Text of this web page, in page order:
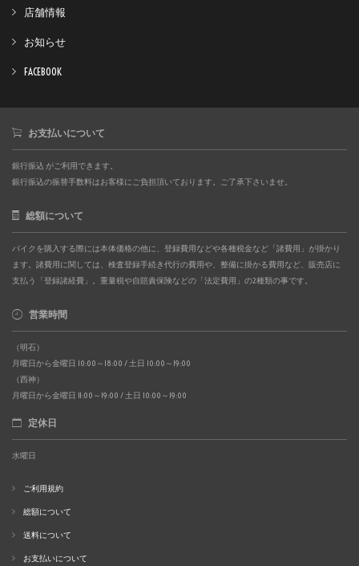
店舗情報
お知らせ
FACEBOOK
お支払いについて
銀行振込 がご利用できます。
銀行振込の振替手数料はお客様にご負担頂いております。ご了承下さいませ。
総額について
バイクを購入する際には本体価格の他に、登録費用などや各種税金など「諸費用」が掛かり
ます。諸費用に関しては、検査登録手続き代行の費用や、整備に掛かる費用など、販売店に
支払う「登録諸経費」。重量税や自賠責保険などの「法定費用」の2種類の事です。
営業時間
（明石）
月曜日から金曜日 10:00～18:00 / 土日 10:00～19:00
（西神）
月曜日から金曜日 11:00～19:00 / 土日 10:00～19:00
定休日
水曜日
ご利用規約
総額について
送料について
お支払いについて